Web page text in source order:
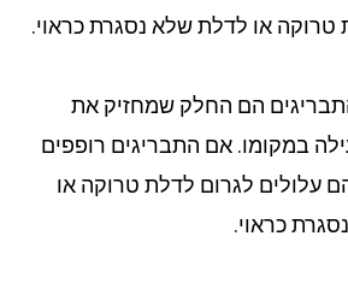
או לדלת שלא נסגרת כראוי.
הם החלק שמחזיק את
במקומו. אם התבריגים רופפים
לגרום לדלת טרוקה או
כראוי.